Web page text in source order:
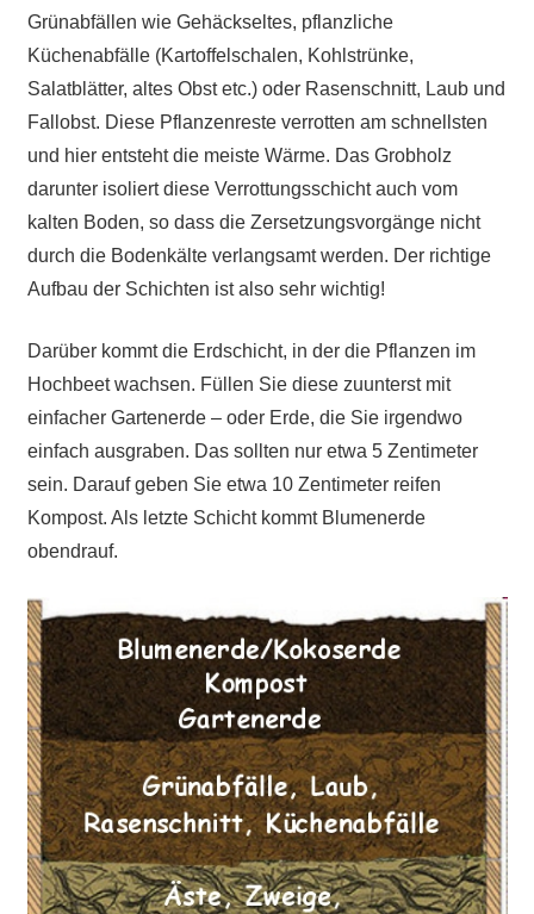
Grünabfällen wie Gehäckseltes, pflanzliche
Küchenabfälle (Kartoffelschalen, Kohlstrünke,
Salatblätter, altes Obst etc.) oder Rasenschnitt, Laub und
Fallobst. Diese Pflanzenreste verrotten am schnellsten
und hier entsteht die meiste Wärme. Das Grobholz
darunter isoliert diese Verrottungsschicht auch vom
kalten Boden, so dass die Zersetzungsvorgänge nicht
durch die Bodenkälte verlangsamt werden. Der richtige
Aufbau der Schichten ist also sehr wichtig!
Darüber kommt die Erdschicht, in der die Pflanzen im
Hochbeet wachsen. Füllen Sie diese zuunterst mit
einfacher Gartenerde – oder Erde, die Sie irgendwo
einfach ausgraben. Das sollten nur etwa 5 Zentimeter
sein. Darauf geben Sie etwa 10 Zentimeter reifen
Kompost. Als letzte Schicht kommt Blumenerde
obendrauf.